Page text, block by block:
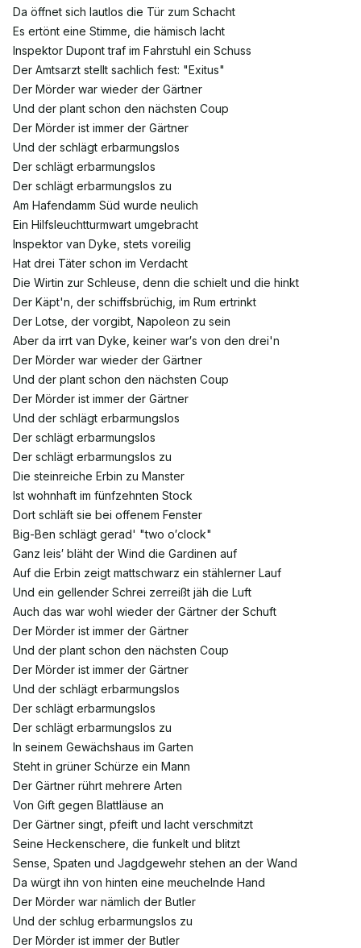
Da öffnet sich lautlos die Tür zum Schacht
Es ertönt eine Stimme, die hämisch lacht
Inspektor Dupont traf im Fahrstuhl ein Schuss
Der Amtsarzt stellt sachlich fest: "Exitus"
Der Mörder war wieder der Gärtner
Und der plant schon den nächsten Coup
Der Mörder ist immer der Gärtner
Und der schlägt erbarmungslos
Der schlägt erbarmungslos
Der schlägt erbarmungslos zu
Am Hafendamm Süd wurde neulich
Ein Hilfsleuchtturmwart umgebracht
Inspektor van Dyke, stets voreilig
Hat drei Täter schon im Verdacht
Die Wirtin zur Schleuse, denn die schielt und die hinkt
Der Käpt'n, der schiffsbrüchig, im Rum ertrinkt
Der Lotse, der vorgibt, Napoleon zu sein
Aber da irrt van Dyke, keiner war′s von den drei'n
Der Mörder war wieder der Gärtner
Und der plant schon den nächsten Coup
Der Mörder ist immer der Gärtner
Und der schlägt erbarmungslos
Der schlägt erbarmungslos
Der schlägt erbarmungslos zu
Die steinreiche Erbin zu Manster
Ist wohnhaft im fünfzehnten Stock
Dort schläft sie bei offenem Fenster
Big-Ben schlägt gerad' "two o′clock"
Ganz leis′ bläht der Wind die Gardinen auf
Auf die Erbin zeigt mattschwarz ein stählerner Lauf
Und ein gellender Schrei zerreißt jäh die Luft
Auch das war wohl wieder der Gärtner der Schuft
Der Mörder ist immer der Gärtner
Und der plant schon den nächsten Coup
Der Mörder ist immer der Gärtner
Und der schlägt erbarmungslos
Der schlägt erbarmungslos
Der schlägt erbarmungslos zu
In seinem Gewächshaus im Garten
Steht in grüner Schürze ein Mann
Der Gärtner rührt mehrere Arten
Von Gift gegen Blattläuse an
Der Gärtner singt, pfeift und lacht verschmitzt
Seine Heckenschere, die funkelt und blitzt
Sense, Spaten und Jagdgewehr stehen an der Wand
Da würgt ihn von hinten eine meuchelnde Hand
Der Mörder war nämlich der Butler
Und der schlug erbarmungslos zu
Der Mörder ist immer der Butler